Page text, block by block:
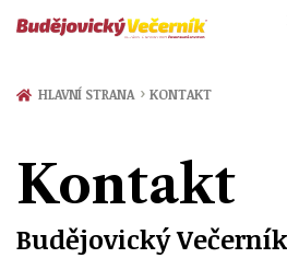
Zprávy
Kultura
Společnost
HLAVNÍ STRANA › KONTAKT
Kontakt
Budějovický Večerník